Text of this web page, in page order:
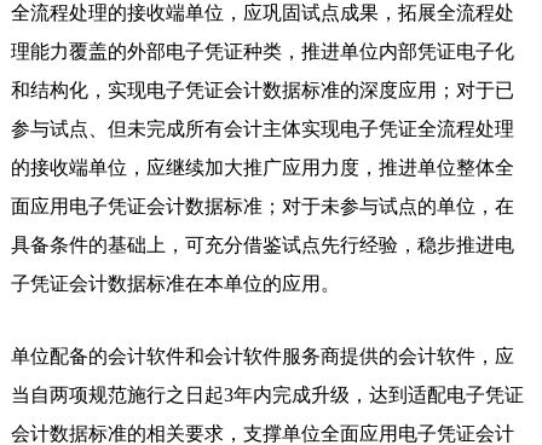
全流程处理的接收端单位，应巩固试点成果，拓展全流程处
理能力覆盖的外部电子凭证种类，推进单位内部凭证电子化
和结构化，实现电子凭证会计数据标准的深度应用；对于已
参与试点、但未完成所有会计主体实现电子凭证全流程处理
的接收端单位，应继续加大推广应用力度，推进单位整体全
面应用电子凭证会计数据标准；对于未参与试点的单位，在
具备条件的基础上，可充分借鉴试点先行经验，稳步推进电
子凭证会计数据标准在本单位的应用。
单位配备的会计软件和会计软件服务商提供的会计软件，应
当自两项规范施行之日起3年内完成升级，达到适配电子凭证
会计数据标准的相关要求，支撑单位全面应用电子凭证会计